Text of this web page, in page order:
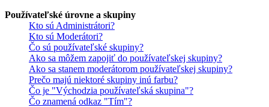
Používateľské úrovne a skupiny
Kto sú Administrátori?
Kto sú Moderátori?
Čo sú používateľské skupiny?
Ako sa môžem zapojiť do používateľskej skupiny?
Ako sa stanem moderátorom používateľskej skupiny?
Prečo majú niektoré skupiny inú farbu?
Čo je "Východzia používateľská skupina"?
Čo znamená odkaz "Tím"?